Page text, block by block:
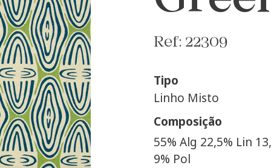
Ref: 22309
Tipo
Linho Misto
Composição
55% Alg 22,5% Lin
9% Pol